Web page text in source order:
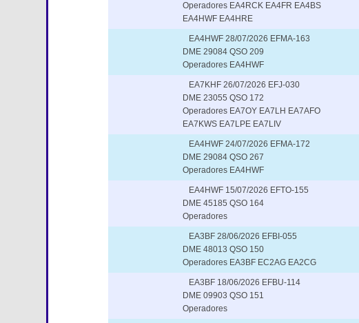
Operadores EA4RCK EA4FR EA4BS
EA4HWF EA4HRE
EA4HWF 28/07/2026 EFMA-163
DME 29084 QSO 209
Operadores EA4HWF
EA7KHF 26/07/2026 EFJ-030
DME 23055 QSO 172
Operadores EA7OY EA7LH EA7AFO
EA7KWS EA7LPE EA7LIV
EA4HWF 24/07/2026 EFMA-172
DME 29084 QSO 267
Operadores EA4HWF
EA4HWF 15/07/2026 EFTO-155
DME 45185 QSO 164
Operadores
EA3BF 28/06/2026 EFBI-055
DME 48013 QSO 150
Operadores EA3BF EC2AG EA2CG
EA3BF 18/06/2026 EFBU-114
DME 09903 QSO 151
Operadores